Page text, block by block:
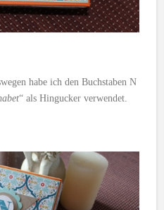
habe ich den Buchstaben N
“ als Hingucker verwendet.